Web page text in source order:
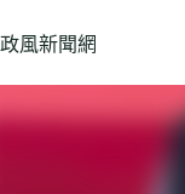
至
政風新聞網